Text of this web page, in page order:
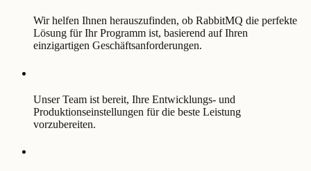
Wir helfen Ihnen herauszufinden, ob RabbitMQ die perfekte
Lösung für Ihr Programm ist, basierend auf Ihren
einzigartigen Geschäftsanforderungen.
Unser Team ist bereit, Ihre Entwicklungs- und
Produktionseinstellungen für die beste Leistung
vorzubereiten.